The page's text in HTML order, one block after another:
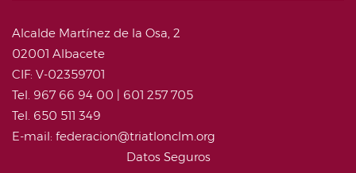
Alcalde Martínez de la Osa, 2
02001 Albacete
CIF: V-02359701
Tel. 967 66 94 00 | 601 257 705
Tel. 650 511 349
E-mail: federacion@triatlonclm.org
Datos Seguros